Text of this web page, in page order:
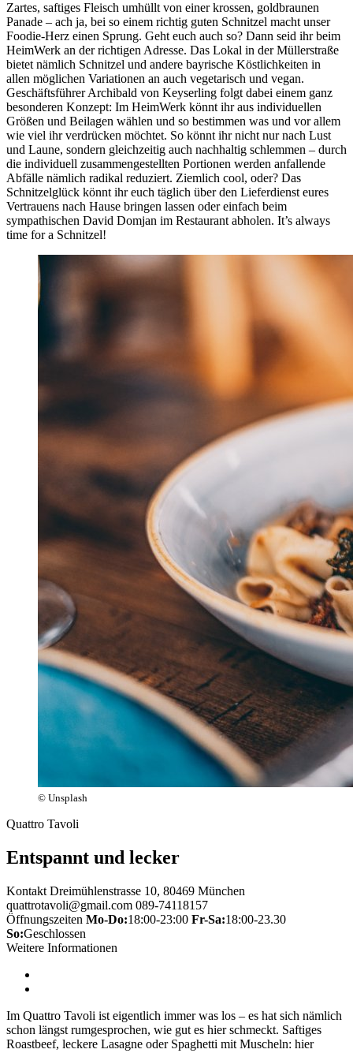
Zartes, saftiges Fleisch umhüllt von einer krossen, goldbraunen
Panade – ach ja, bei so einem richtig guten Schnitzel macht unser
Foodie-Herz einen Sprung. Geht euch auch so? Dann seid ihr beim
HeimWerk an der richtigen Adresse. Das Lokal in der Müllerstraße
bietet nämlich Schnitzel und andere bayrische Köstlichkeiten in
allen möglichen Variationen an auch vegetarisch und vegan.
Geschäftsführer Archibald von Keyserling folgt dabei einem ganz
besonderen Konzept: Im HeimWerk könnt ihr aus individuellen
Größen und Beilagen wählen und so bestimmen was und vor allem
wie viel ihr verdrücken möchtet. So könnt ihr nicht nur nach Lust
und Laune, sondern gleichzeitig auch nachhaltig schlemmen – durch
die individuell zusammengestellten Portionen werden anfallende
Abfälle nämlich radikal reduziert. Ziemlich cool, oder? Das
Schnitzelglück könnt ihr euch täglich über den Lieferdienst eures
Vertrauens nach Hause bringen lassen oder einfach beim
sympathischen David Domjan im Restaurant abholen. It’s always
time for a Schnitzel!
© Unsplash
Quattro Tavoli
Entspannt und lecker
Kontakt Dreimühlenstrasse 10, 80469 München
quattrotavoli@gmail.com 089-74118157
Öffnungszeiten Mo-Do:18:00-23:00 Fr-Sa:18:00-23.30
So:Geschlossen
Weitere Informationen
Im Quattro Tavoli ist eigentlich immer was los – es hat sich nämlich
schon längst rumgesprochen, wie gut es hier schmeckt. Saftiges
Roastbeef, leckere Lasagne oder Spaghetti mit Muscheln: hier